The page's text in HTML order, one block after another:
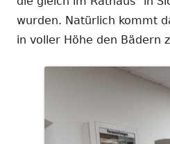
wurden. Natürlich kommt
in voller Höhe den Bädern